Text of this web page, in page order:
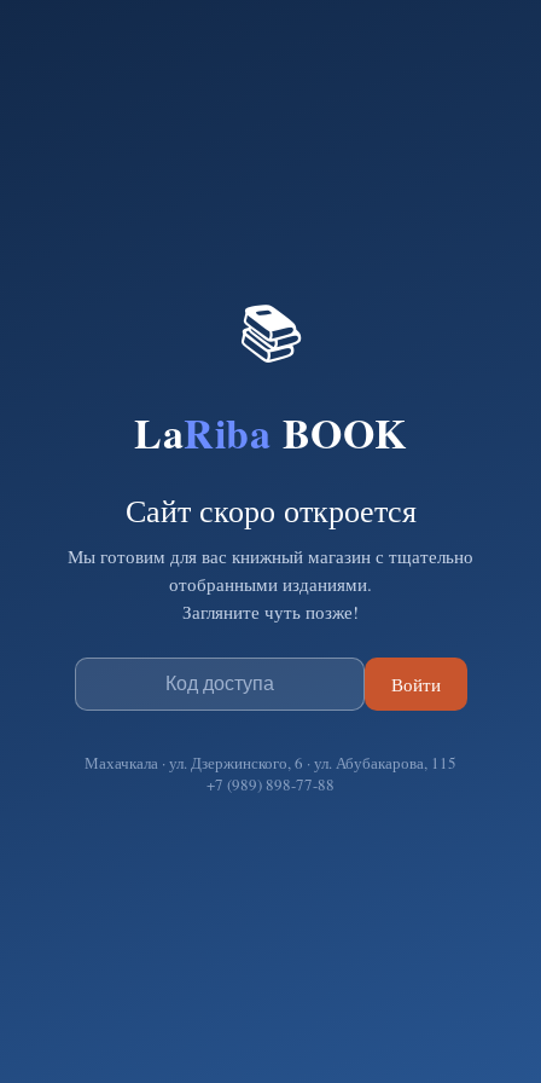
📚
LaRiba BOOK
Сайт скоро откроется
Мы готовим для вас книжный магазин с тщательно
отобранными изданиями.
Загляните чуть позже!
Войти
Махачкала · ул. Дзержинского, 6 · ул. Абубакарова, 115
+7 (989) 898-77-88